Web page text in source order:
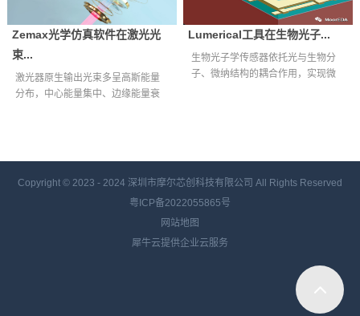
Zemax光学仿真软件在激光光
束...
激光器原生输出光束多呈高斯能量
分布，中心能量集中、边缘能量衰
Lumerical工具在生物光子...
生物光子学传感器依托光与生物分
子、微纳结构的耦合作用，实现微
Copyright © 2023 - 2024 深圳市摩尔芯创科技有限公司 All Rights Reserved
粤ICP备2022055865号
网站地图
犀牛云提供企业云服务